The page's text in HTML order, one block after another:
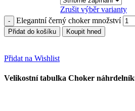
Zrušit výběr varianty
Elegantní černý choker množství
Přidat do košíku Koupit hned
Přidat na Wishlist
Velikostní tabulka Choker